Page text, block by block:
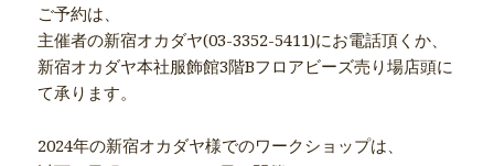
ご予約は、
主催者の新宿オカダヤ(03-3352-5411)にお電話頂くか、
新宿オカダヤ本社服飾館3階Bフロアビーズ売り場店頭に
て承ります。
2024年の新宿オカダヤ様でのワークショップは、